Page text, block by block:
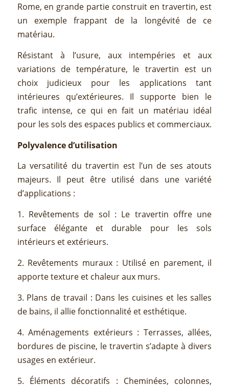
Rome, en grande partie construit en travertin, est
un exemple frappant de la longévité de ce
matériau.
Résistant à l’usure, aux intempéries et aux
variations de température, le travertin est un
choix judicieux pour les applications tant
intérieures qu’extérieures. Il supporte bien le
trafic intense, ce qui en fait un matériau idéal
pour les sols des espaces publics et commerciaux.
Polyvalence d’utilisation
La versatilité du travertin est l’un de ses atouts
majeurs. Il peut être utilisé dans une variété
d’applications :
1. Revêtements de sol : Le travertin offre une
surface élégante et durable pour les sols
intérieurs et extérieurs.
2. Revêtements muraux : Utilisé en parement, il
apporte texture et chaleur aux murs.
3. Plans de travail : Dans les cuisines et les salles
de bains, il allie fonctionnalité et esthétique.
4. Aménagements extérieurs : Terrasses, allées,
bordures de piscine, le travertin s’adapte à divers
usages en extérieur.
5. Éléments décoratifs : Cheminées, colonnes,